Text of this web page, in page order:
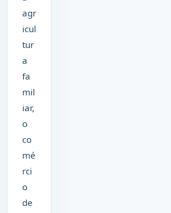
agr
icul
tur
a
fa
mil
iar,
o
co
mé
rci
o
de